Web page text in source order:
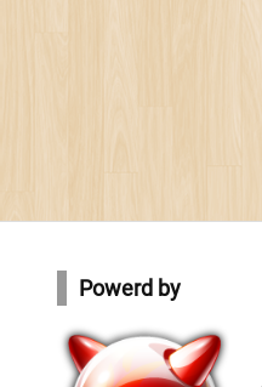
Powerd by